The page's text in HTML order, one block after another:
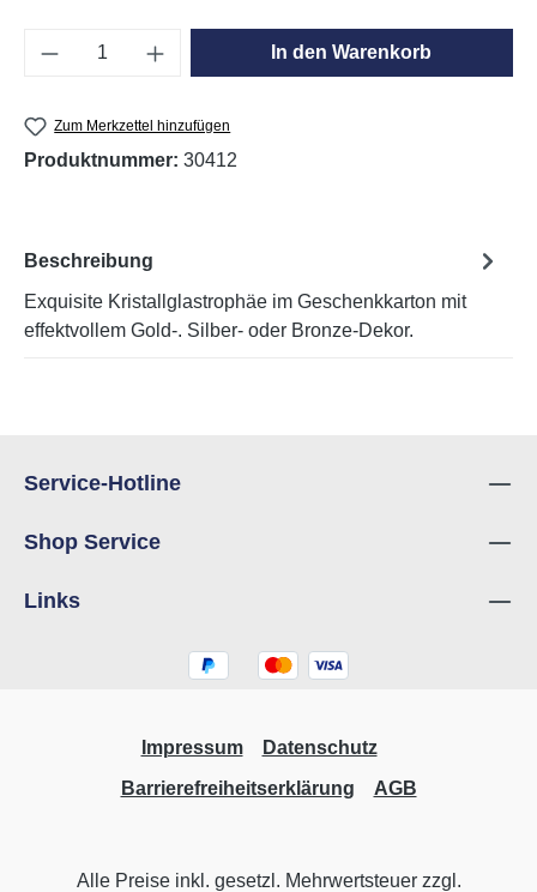
Produkt Anzahl: Gib den gewünschten
In den Warenkorb
Zum Merkzettel hinzufügen
Produktnummer: 30412
Beschreibung
Exquisite Kristallglastrophäe im Geschenkkarton mit
effektvollem Gold-. Silber- oder Bronze-Dekor.
Service-Hotline
Shop Service
Links
Impressum
Datenschutz
Barrierefreiheitserklärung
AGB
Alle Preise inkl. gesetzl. Mehrwertsteuer zzgl.